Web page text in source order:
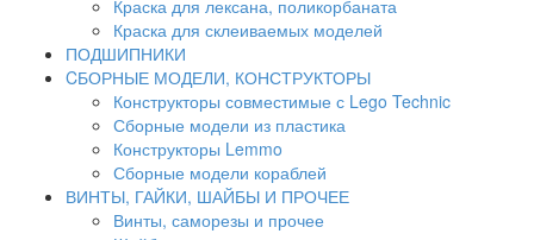
Краска для лексана, поликорбаната
Краска для склеиваемых моделей
ПОДШИПНИКИ
CБОРНЫЕ МОДЕЛИ, КОНСТРУКТОРЫ
Конструкторы совместимые с Lego Technic
Сборные модели из пластика
Конструкторы Lemmo
Сборные модели кораблей
ВИНТЫ, ГАЙКИ, ШАЙБЫ И ПРОЧЕЕ
Винты, саморезы и прочее